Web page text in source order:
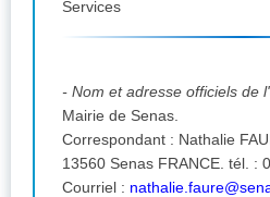
Services
- Nom et adresse officiels de
Mairie de Senas.
Correspondant : Nathalie FAURE, Place Victor
13560 Senas FRANCE. tél. : 04-90-57-79-49
Courriel :